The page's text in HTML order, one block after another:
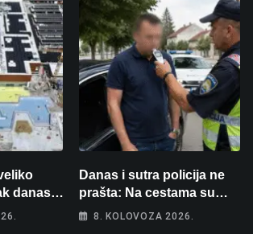
danas u
Danas i sutra policija ne
prašta: Na cestama su
posebno na meti ovi
8. KOLOVOZA 2026.